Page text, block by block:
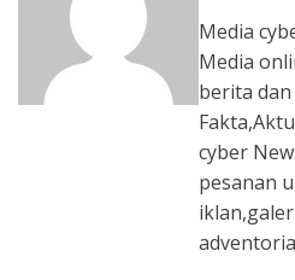
Media
Media
berita
cyber
pesanan